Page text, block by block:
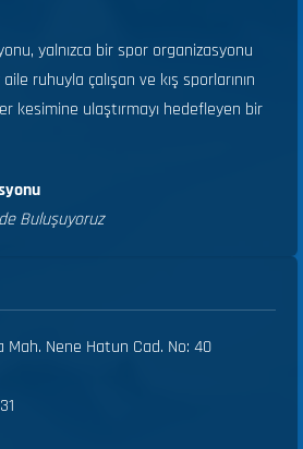
yalnızca bir spor organizasyonu
ruhuyla çalışan ve kış sporlarının
kesimine ulaştırmayı hedefleyen bir
Buluşuyoruz
Mah. Nene Hatun Cad. No: 40